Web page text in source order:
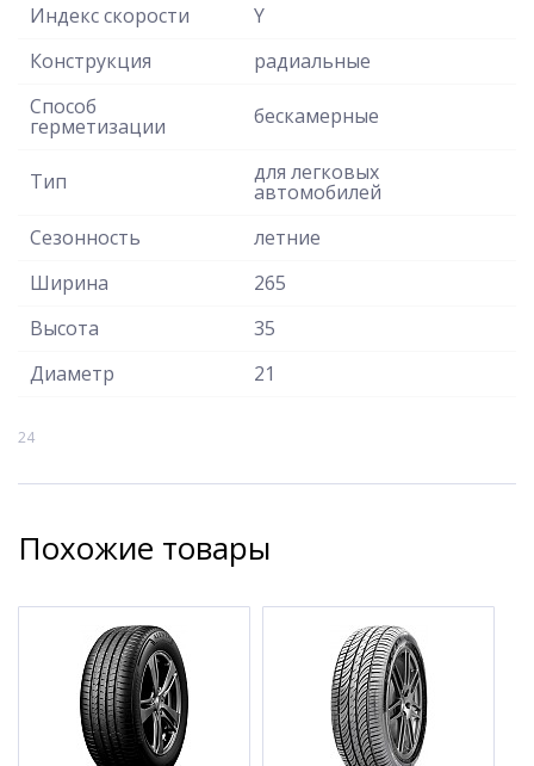
Индекс скорости
Y
Конструкция
радиальные
Способ
герметизации бескамерные
Тип для легковых
автомобилей
Сезонность
летние
Ширина
265
Высота
35
Диаметр
21
24
Похожие товары